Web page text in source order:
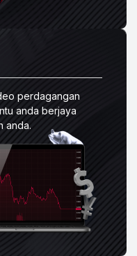
perdagangan
anda berjaya
anda.